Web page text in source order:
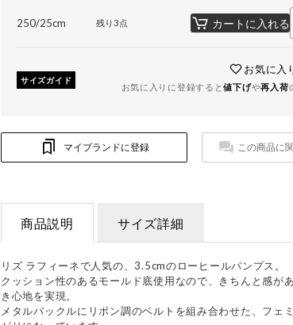
250/25cm 残り3点 カートに入れる
サイズガイド
お気に入
お気に入りに登録すると値下げや再入荷
マイブランドに登録 この商品に
商品説明 サイズ詳細
リズ ラフィーネで人気の、3.5cmのローヒールパンプス。
クッション性のあるモールド底使用なので、きちんと感が
き心地を実現。
メタルバックルにリボン調のベルトを組み合わせた、フェ